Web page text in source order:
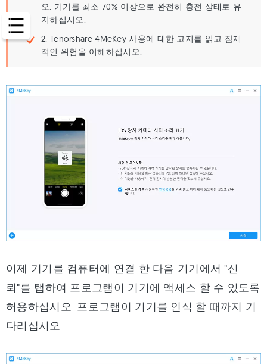
오. 기기를 최소 70% 이상으로 완전히 충전 상태로 유
지하십시오.
2. Tenorshare 4MeKey 사용에 대한 고지를 읽고 잠재
적인 위험을 이해하십시오.
이제 기기를 컴퓨터에 연결 한 다음 기기에서 "신
뢰"를 탭하여 프로그램이 기기에 액세스 할 수 있도록
허용하십시오. 프로그램이 기기를 인식 할 때까지 기
다리십시오.